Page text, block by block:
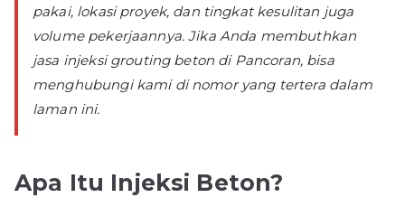
pakai, lokasi proyek, dan tingkat kesulitan juga
volume pekerjaannya. Jika Anda membuthkan
jasa injeksi grouting beton di Pancoran, bisa
menghubungi kami di nomor yang tertera dalam
laman ini.
Apa Itu Injeksi Beton?